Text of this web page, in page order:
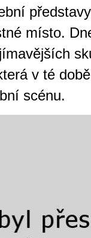
místo.
v té
scénu.
V
nabídku her
pravidelné